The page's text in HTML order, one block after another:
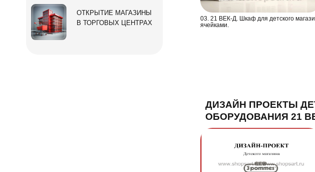
03. 21 ВЕК-Д. Шкаф для детского
ячейками.
ДИЗАЙН ПРОЕКТЫ
ОБОРУДОВАНИЯ 21
ОТКРЫТИЕ МАГАЗИНЫ
В ТОРГОВЫХ ЦЕНТРАХ